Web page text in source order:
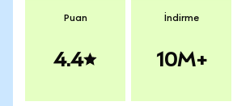
Puan
4.4
İndirme
10M+